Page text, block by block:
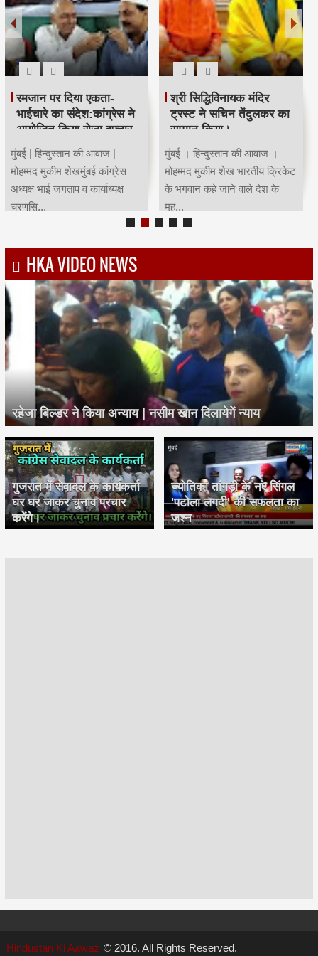
रमजान पर दिया एकता-
भाईचारे का संदेश:कांग्रेस ने
आयोजित किया रोजा इफ्तार
मुंबई | हिन्दुस्तान की आवाज |
मोहम्मद मुकीम शेखमुंबई कांग्रेस
अध्यक्ष भाई जगताप व कार्याध्यक्ष
चरणसि...
श्री सिद्धिविनायक मंदिर
ट्रस्ट ने सचिन तेंदुलकर का
सम्मान किया।
मुंबई । हिन्दुस्तान की आवाज ।
मोहम्मद मुकीम शेख भारतीय क्रिकेट
के भगवान कहे जाने वाले देश के
मह...
HKA VIDEO NEWS
रहेजा बिल्डर ने किया अन्याय | नसीम खान दिलायेगें न्याय
गुजरात में सेवादल के कार्यकर्ता
घर घर जाकर चुनाव प्रचार
करेंगे।
ज्योतिका तांगड़ी के नए सिंगल
'पटोला लगदी' की सफलता का
जश्न
Hindustan Ki Aawaz © 2016. All Rights Reserved.